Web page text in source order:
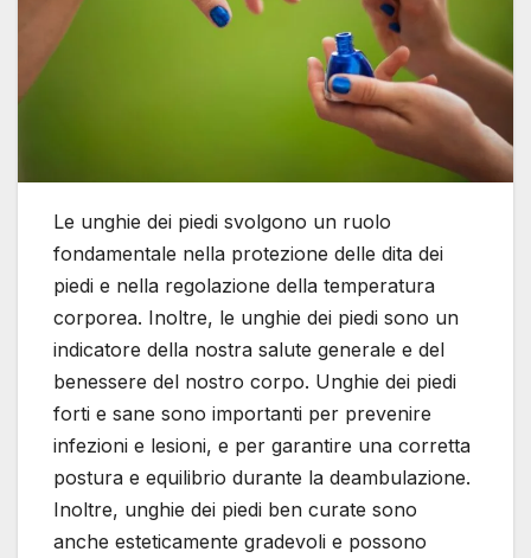
Le unghie dei piedi svolgono un ruolo
fondamentale nella protezione delle dita dei
piedi e nella regolazione della temperatura
corporea. Inoltre, le unghie dei piedi sono un
indicatore della nostra salute generale e del
benessere del nostro corpo. Unghie dei piedi
forti e sane sono importanti per prevenire
infezioni e lesioni, e per garantire una corretta
postura e equilibrio durante la deambulazione.
Inoltre, unghie dei piedi ben curate sono
anche esteticamente gradevoli e possono